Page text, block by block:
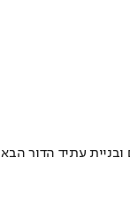
עתיד הדור הבא